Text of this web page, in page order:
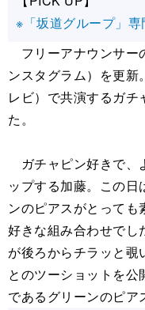
※「坂道グループ」専
フリーアナウンサー
ンスタグラム）を更
レビ）で共演するガチ
た。
ガチャピン好きで、
ップする加藤。この
ンのピアスがとって
好きな組み合わせで
が後ろからチラッと覗
とのツーショットを
であるグリーンのピア